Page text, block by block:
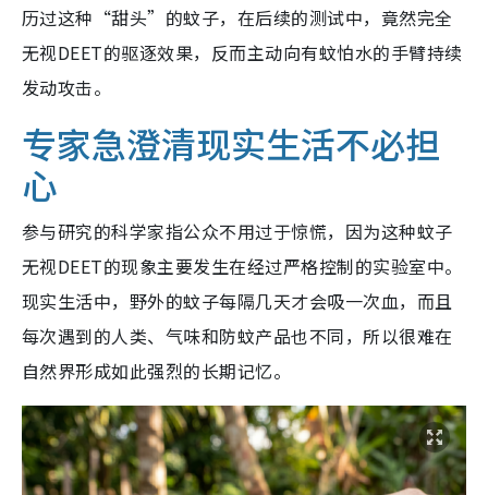
历过这种“甜头”的蚊子，在后续的测试中，竟然完全
无视DEET的驱逐效果，反而主动向有蚊怕水的手臂持续
发动攻击。
专家急澄清现实生活不必担
心
参与研究的科学家指公众不用过于惊慌，因为这种蚊子
无视DEET的现象主要发生在经过严格控制的实验室中。
现实生活中，野外的蚊子每隔几天才会吸一次血，而且
每次遇到的人类、气味和防蚊产品也不同，所以很难在
自然界形成如此强烈的长期记忆。